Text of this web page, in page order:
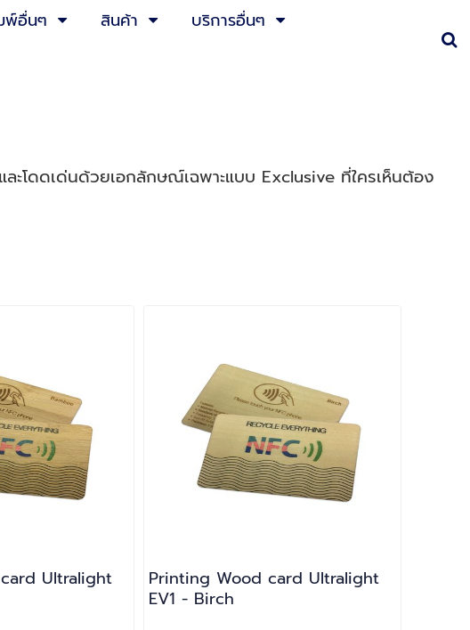
อื่นๆ สินค้า
บริการอื่นๆ
โดดเด่นด้วยเอกลักษณ์เฉพาะแบบ Exclusive ที่ใครเห็นต้อง
Ultralight
Printing Wood card Ultralight
EV1 - Birch